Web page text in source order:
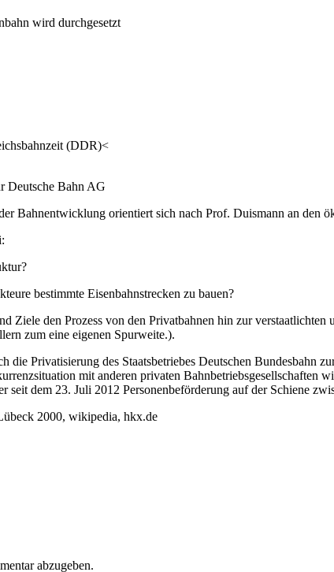
wird durchgesetzt
(DDR)<
Deutsche Bahn AG
Bahnentwicklung orientiert sich nach Prof. Duismann an den
bestimmte Eisenbahnstrecken zu bauen?
Ziele den Prozess von den Privatbahnen hin zur
zum eine eigenen Spurweite.).
die Privatisierung des Staatsbetriebes Deutschen
mit anderen privaten
dem 23. Juli 2012 Personenbeförderung auf der Schiene
2000, wikipedia, hkx.de
abzugeben.